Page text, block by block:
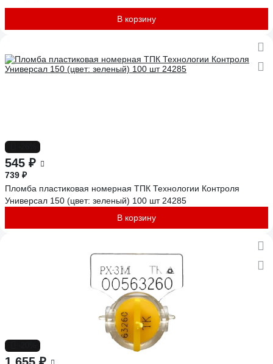
В корзину
545 ₽
739 ₽
Пломба пластиковая номерная ТПК Технологии Контроля
Универсал 150 (цвет: зеленый) 100 шт 24285
В корзину